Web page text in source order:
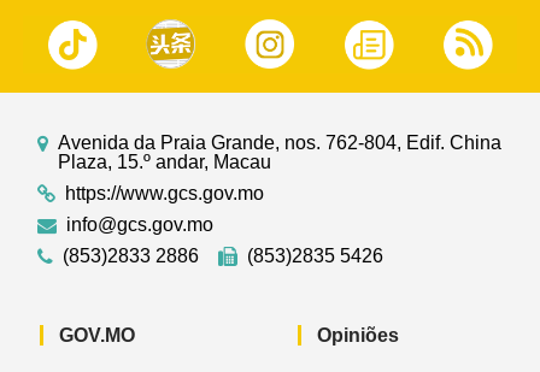
Avenida da Praia Grande, nos. 762-804, Edif. China
Plaza, 15.º andar, Macau
https://www.gcs.gov.mo
info@gcs.gov.mo
(853)2833 2886
(853)2835 5426
GOV.MO Opiniões